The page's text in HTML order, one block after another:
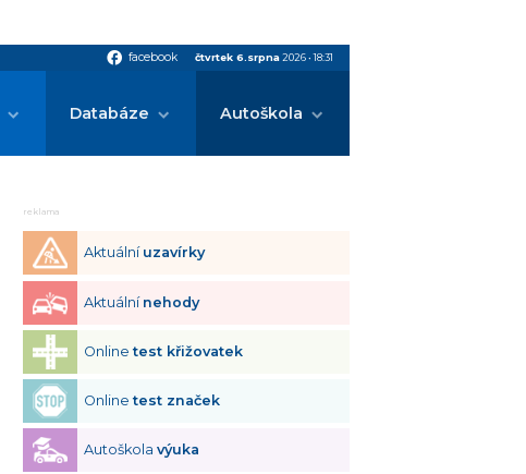
facebook facebook čtvrtek 6.srpna 2026•18:31
Databáze Autoškola
reklama
Aktuální uzavírky
Aktuální nehody
Onlinetest křižovatek
Onlinetest značek
Autoškolavýuka